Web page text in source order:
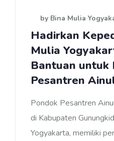
by Bina Mulia
Hadirkan
Mulia
Bantuan untuk
Pesantren
Pondok Pesantren
di Kabupaten
Yogyakarta, memiliki